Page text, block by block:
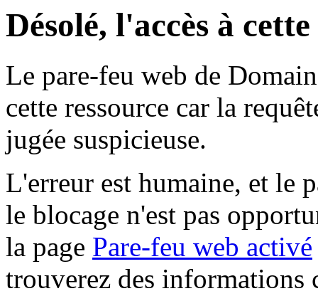
Désolé, l'accès à
Le pare-feu web de
cette ressource car la
jugée suspicieuse.
L'erreur est humaine, et le
le blocage n'est pas
la page Pare-feu web activé
trouverez des informations